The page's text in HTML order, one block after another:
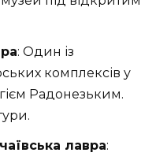
: Один із
комплексів у
Радонезьким.
лавра: